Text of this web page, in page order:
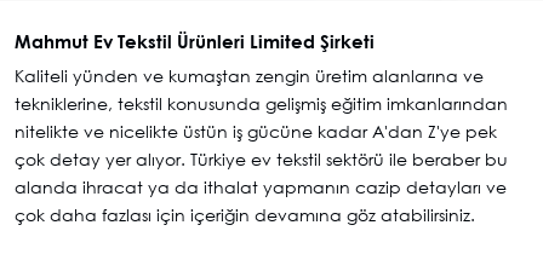
Mahmut Ev Tekstil Ürünleri Limited Şirketi
Kaliteli yünden ve kumaştan zengin üretim alanlarına ve
tekniklerine, tekstil konusunda gelişmiş eğitim imkanlarından
nitelikte ve nicelikte üstün iş gücüne kadar A'dan Z'ye pek
çok detay yer alıyor. Türkiye ev tekstil sektörü ile beraber bu
alanda ihracat ya da ithalat yapmanın cazip detayları ve
çok daha fazlası için içeriğin devamına göz atabilirsiniz.